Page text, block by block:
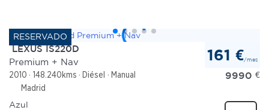
LEXUS IS220D
Premium + Nav
2010 148.240kms Diésel
Manual
Madrid
161 €/mes
9990 €
Azul